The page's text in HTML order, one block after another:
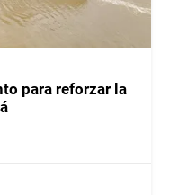
para reforzar la